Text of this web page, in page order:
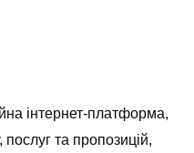
інтернет-платформа,
та пропозицій,